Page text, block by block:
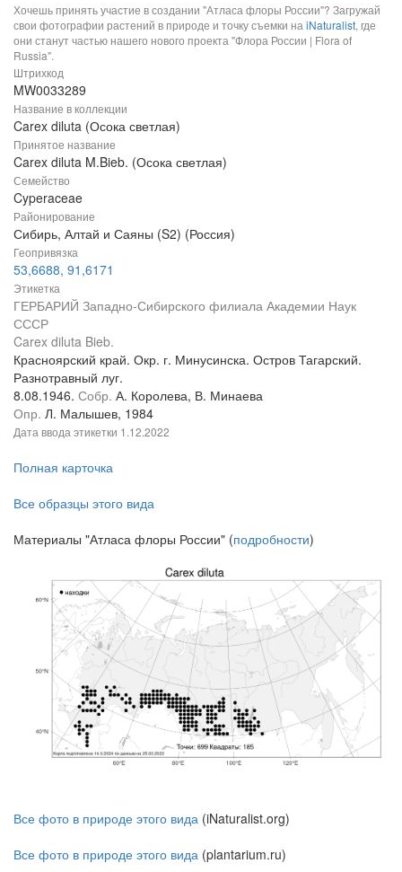
Хочешь принять участие в создании "Атласа флоры России"? Загружай
свои фотографии растений в природе и точку съемки на iNaturalist, где
они станут частью нашего нового проекта "Флора России | Flora of
Russia".
Штрихкод
MW0033289
Название в коллекции
Carex diluta (Осока светлая)
Принятое название
Carex diluta M.Bieb. (Осока светлая)
Семейство
Cyperaceae
Районирование
Сибирь, Алтай и Саяны (S2) (Россия)
Геопривязка
53,6688, 91,6171
Этикетка
ГЕРБАРИЙ Западно-Сибирского филиала Академии Наук
СССР
Carex diluta Bieb.
Красноярский край. Окр. г. Минусинска. Остров Тагарский.
Разнотравный луг.
8.08.1946. Собр. А. Королева, В. Минаева
Опр. Л. Малышев, 1984
Дата ввода этикетки 1.12.2022
Полная карточка
Все образцы этого вида
Материалы "Атласа флоры России" (подробности)
Все фото в природе этого вида (iNaturalist.org)
Все фото в природе этого вида (plantarium.ru)